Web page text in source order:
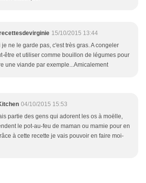
15/10/2015 13:44
je ne le garde pas, c'est très gras. A congeler
être et utiliser comme bouillon de légumes pour
une viande par exemple...Amicalement
04/10/2015 15:53
partie des gens qui adorent les os à moëlle,
le pot-au-feu de maman ou mamie pour en
à cette recette je vais pouvoir en faire moi-